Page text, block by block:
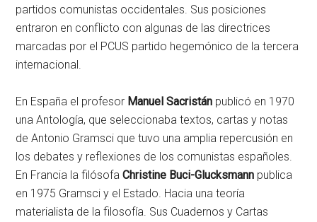
partidos comunistas occidentales. Sus posiciones
entraron en conflicto con algunas de las directrices
marcadas por el PCUS partido hegemónico de la tercera
internacional.
En España el profesor Manuel Sacristán publicó en 1970
una Antología, que seleccionaba textos, cartas y notas
de Antonio Gramsci que tuvo una amplia repercusión en
los debates y reflexiones de los comunistas españoles.
En Francia la filósofaChristine Buci-Glucksmann publica
en 1975 Gramsci y el Estado. Hacia una teoría
materialista de la filosofía. Sus Cuadernos y Cartas